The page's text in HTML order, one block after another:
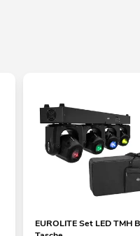
EUROLITE Set LED TMH